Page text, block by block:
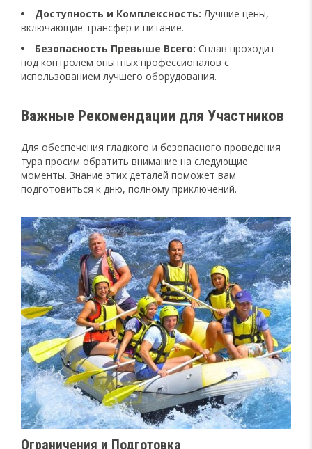
Доступность и Комплексность: Лучшие цены,
включающие трансфер и питание.
Безопасность Превыше Всего: Сплав проходит
под контролем опытных профессионалов с
использованием лучшего оборудования.
Важные Рекомендации для Участников
Для обеспечения гладкого и безопасного проведения
тура просим обратить внимание на следующие
моменты. Знание этих деталей поможет вам
подготовиться к дню, полному приключений.
Ограничения и Подготовка